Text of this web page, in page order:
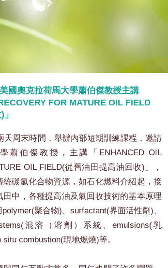
國奧克拉荷馬大學蕭伯傑教授主講
FOR MATURE OIL FIELD
天周末時間，舉辦內部短期訓練課程，邀請
蕭伯傑教授，主講「ENHANCED OIL
OIL FIELD(從舊油田提高油回收)」，
碳氫化合物資源，如石化燃料介紹起，接
中，各種提高油及氣回收技術的基本原理
聚合物)、surfactant(界面活性劑)、
混溶（溶劑）系統、emulsions(乳
combustion(現地燃燒)等。